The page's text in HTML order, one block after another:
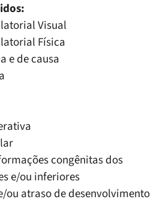
Visual
Física
e de causa
congênitas dos
e/ou inferiores
ou atraso de desenvolvimento